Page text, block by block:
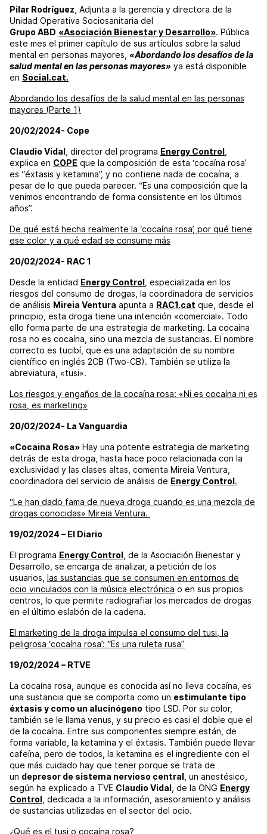
Pilar Rodríguez , Adjunta a la gerencia y directora de la
Unidad Operativa Sociosanitaria del
Grupo ABD «Asociación Bienestar y Desarrollo». Pública
este mes el primer capítulo de sus artículos sobre la salud
mental en personas mayores, «Abordando los desafíos de la
salud mental en las personas mayores» ya está disponible
en Social.cat.
Abordando los desafíos de la salud mental en las personas
mayores (Parte 1)
20/02/2024- Cope
Claudio Vidal , director del programa Energy Control
explica en COPE que la composición de esta ‘cocaína rosa’
es “éxtasis y ketamina”, y no contiene nada de cocaína, a
pesar de lo que pueda parecer. “Es una composición que la
venimos encontrando de forma consistente en los últimos
años”.
De qué está hecha realmente la ‘cocaína rosa’, por qué tiene
ese color y a qué edad se consume más
20/02/2024- RAC 1
Desde la entidad Energy Control , especializada en los
riesgos del consumo de drogas, la coordinadora de servicios
de análisis Mireia Ventura apunta a RAC1.cat que, desde el
principio, esta droga tiene una intención «comercial». Todo
ello forma parte de una estrategia de marketing. La cocaína
rosa no es cocaína, sino una mezcla de sustancias. El nombre
correcto es tucibí, que es una adaptación de su nombre
científico en inglés 2CB (Two-CB). También se utiliza la
abreviatura, «tusi».
Los riesgos y engaños de la cocaína rosa: «Ni es cocaína ni es
rosa, es marketing»
20/02/2024- La Vanguardia
«Cocaina Rosa» Hay una potente estrategia de marketing
detrás de esta droga, hasta hace poco relacionada con la
exclusividad y las clases altas, comenta Mireia Ventura,
coordinadora del servicio de análisis de Energy Control.
“Le han dado fama de nueva droga cuando es una mezcla de
drogas conocidas» Mireia Ventura.
19/02/2024 – El Diario
El programa Energy Control , de la Asociación Bienestar y
Desarrollo, se encarga de analizar, a petición de los
usuarios, las sustancias que se consumen en entornos de
ocio vinculados con la música electrónica o en sus propios
centros, lo que permite radiografiar los mercados de drogas
en el último eslabón de la cadena.
El marketing de la droga impulsa el consumo del tusi, la
peligrosa ‘cocaína rosa’: “Es una ruleta rusa”
19/02/2024 – RTVE
La cocaína rosa, aunque es conocida así no lleva cocaína, es
una sustancia que se comporta como un estimulante tipo
éxtasis y como un alucinógeno tipo LSD. Por su color,
también se le llama venus, y su precio es casi el doble que el
de la cocaína. Entre sus componentes siempre están, de
forma variable, la ketamina y el éxtasis. También puede llevar
cafeína, pero de todos, la ketamina es el ingrediente con el
que más cuidado hay que tener porque se trata de
un depresor de sistema nervioso central , un anestésico,
según ha explicado a TVE Claudio Vidal , de la ONG Energy
Control , dedicada a la información, asesoramiento y análisis
de sustancias utilizadas en el sector del ocio.
¿Qué es el tusi o cocaína rosa?